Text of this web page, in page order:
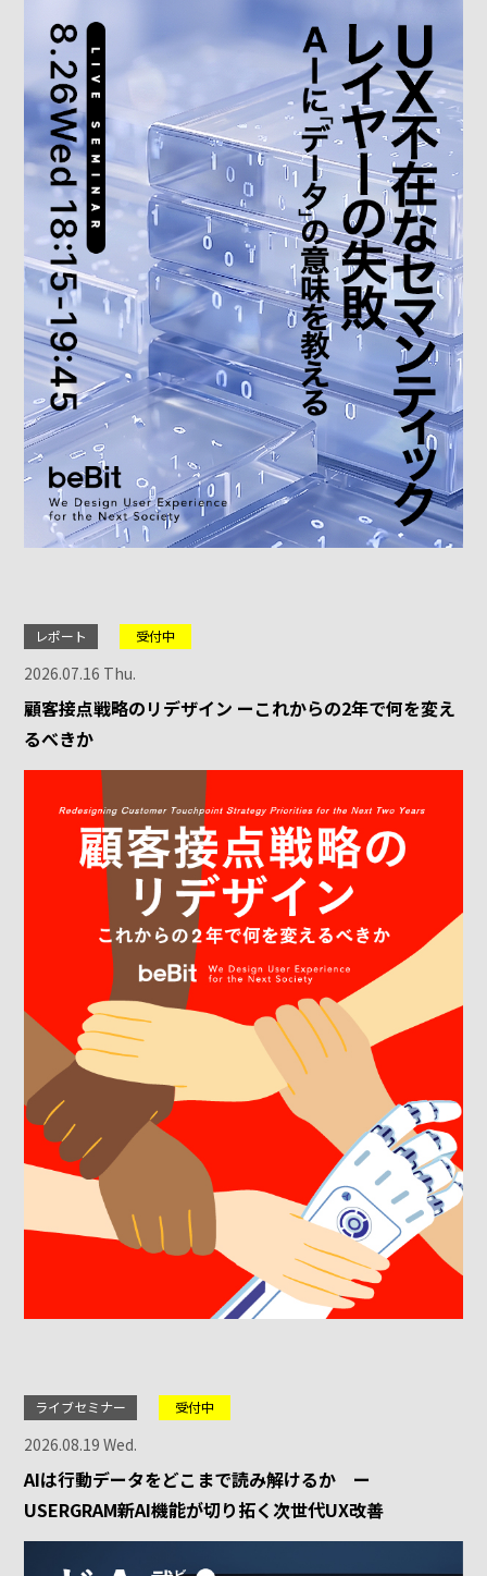
レポート 受付中
2026.07.16 Thu.
顧客接点戦略のリデザイン ーこれからの2年で何を変え
るべきか
ライブセミナー 受付中
2026.08.19 Wed.
AIは行動データをどこまで読み解けるか ー
USERGRAM新AI機能が切り拓く次世代UX改善